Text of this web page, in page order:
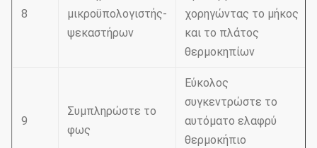
8
μικροϋπολογιστής-
ψεκαστήρων
χορηγώντας το μήκος
και το πλάτος
θερμοκηπίων
9
Συμπληρώστε το
φως
Εύκολος
συγκεντρώστε το
αυτόματο ελαφρύ
θερμοκήπιο